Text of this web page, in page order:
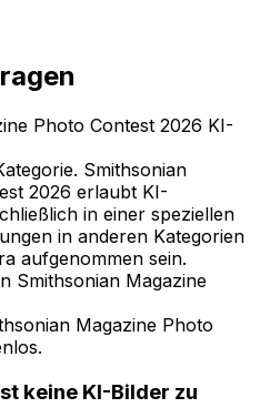
Photo Contest 2026 KI-
Smithsonian
2026 erlaubt KI-
in einer speziellen
in anderen Kategorien
aufgenommen sein.
Smithsonian Magazine
Magazine Photo
keine KI-Bilder zu